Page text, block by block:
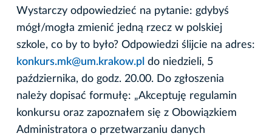
Wystarczy odpowiedzieć na pytanie: gdybyś
mógł/mogła zmienić jedną rzecz w polskiej
szkole, co by to było? Odpowiedzi ślijcie na adres:
konkurs.mk@um.krakow.pl do niedzieli, 5
października, do godz. 20.00. Do zgłoszenia
należy dopisać formułę: „Akceptuję regulamin
konkursu oraz zapoznałem się z Obowiązkiem
Administratora o przetwarzaniu danych